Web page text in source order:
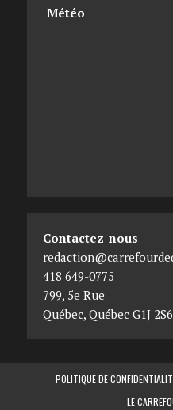
Météo
Contactez-nous
418 649-0775
799, 5e Rue
Québec, Québec G1J 2S6
POLITIQUE DE
LE